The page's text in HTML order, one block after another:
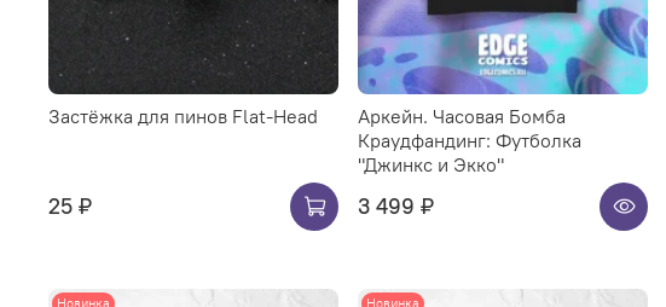
Застёжка для пинов Flat-Head
25 ₽
Аркейн. Часовая Бомба
Краудфандинг: Футболка
"Джинкс и Экко"
3 499 ₽
Новинка Новинка